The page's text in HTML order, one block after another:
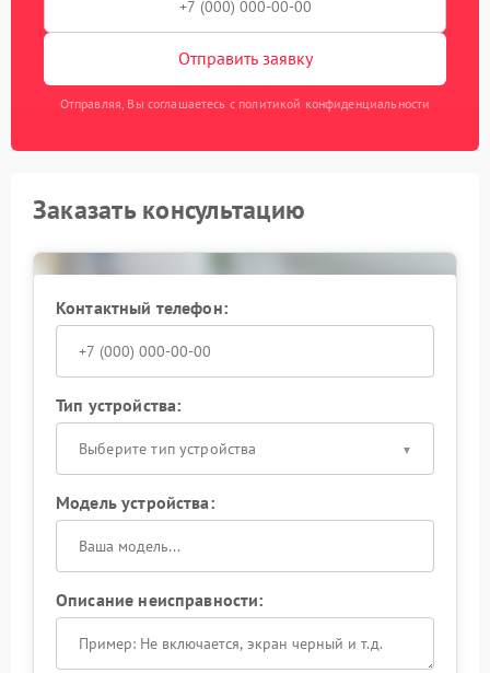
Отправить заявку
Отправляя, Вы соглашаетесь с политикой конфиденциальности
Заказать консультацию
Контактный телефон:
Тип устройства:
Выберите тип устройства
Модель устройства:
Описание неисправности: